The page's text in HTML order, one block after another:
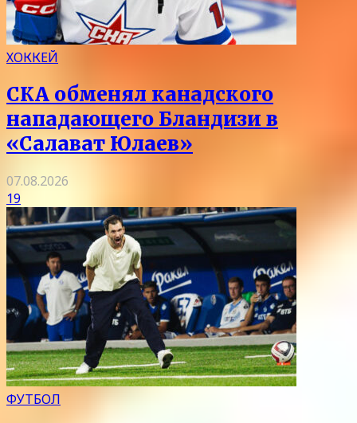
ХОККЕЙ
СКА обменял канадского
нападающего Бландизи в
«Салават Юлаев»
07.08.2026
19
ФУТБОЛ